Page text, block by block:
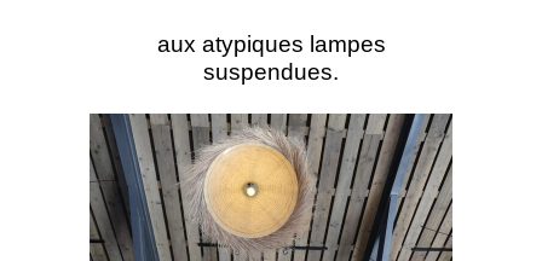
aux atypiques lampes
suspendues.